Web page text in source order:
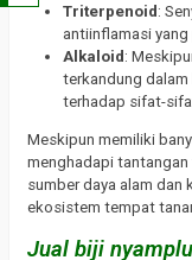
Triterpenoid:
antiinflamasi yang
Alkaloid:
terkandung
terhadap sifat-
Meskipun memiliki
menghadapi
sumber daya alam dan
ekosistem tempat
Jual biji